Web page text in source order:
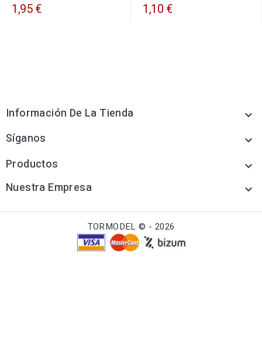
1,95 € 1,10 €
Información De La Tienda 
Síganos 
Productos 
Nuestra Empresa 
TORMODEL © - 2026